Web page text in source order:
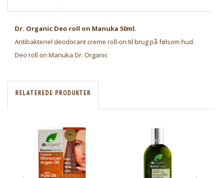
Dr. Organic Deo roll on Manuka 50ml.
Antibakteriel deodorant creme roll-on til brug på følsom hud.
Deo roll on Manuka Dr. Organic
RELATEREDE PRODUKTER